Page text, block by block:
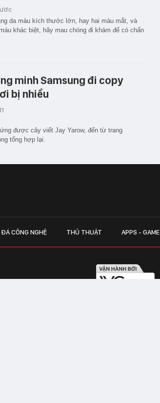
da màu kích thước lớn, hay hai màu mắt, và
khác biệt, hãy mau chóng đi khám để có chẩn
minh Samsung đi copy
bị nhiều
được cây viết Jay Yarow, đến từ trang
tổng hợp lại.
CÔNG NGHỆ THỦ THUẬT APPS - GAME